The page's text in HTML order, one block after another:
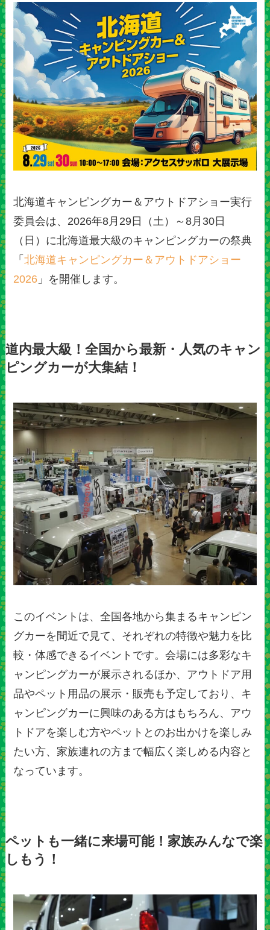
北海道キャンピングカー＆アウトドアショー実行
委員会は、2026年8月29日（土）～8月30日
（日）に北海道最大級のキャンピングカーの祭典
「北海道キャンピングカー＆アウトドアショー
2026 」を開催します。
道内最大級！全国から最新・人気のキャン
ピングカーが大集結！
このイベントは、全国各地から集まるキャンピン
グカーを間近で見て、それぞれの特徴や魅力を比
較・体感できるイベントです。会場には多彩なキ
ャンピングカーが展示されるほか、アウトドア用
品やペット用品の展示・販売も予定しており、キ
ャンピングカーに興味のある方はもちろん、アウ
トドアを楽しむ方やペットとのお出かけを楽しみ
たい方、家族連れの方まで幅広く楽しめる内容と
なっています。
ペットも一緒に来場可能！家族みんなで楽
しもう！